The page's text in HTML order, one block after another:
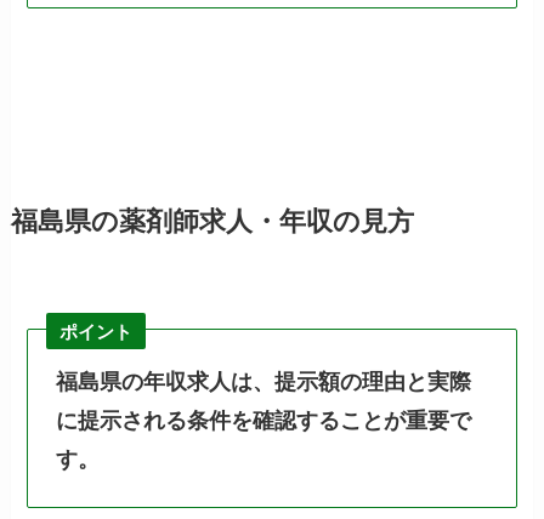
福島県の薬剤師求人・年収の見方
ポイント
福島県の年収求人は、提示額の理由と実際
に提示される条件を確認することが重要で
す。